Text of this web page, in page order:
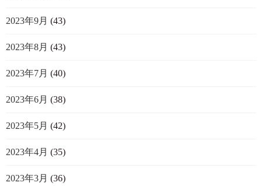
2023年9月 (43)
2023年8月 (43)
2023年7月 (40)
2023年6月 (38)
2023年5月 (42)
2023年4月 (35)
2023年3月 (36)